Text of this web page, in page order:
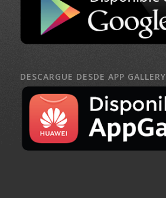
DESCARGUE DESDE APP GALLERY